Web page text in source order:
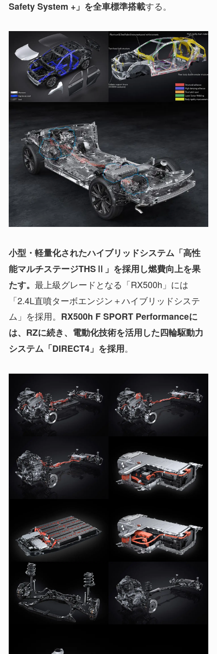
Safety System +」を全車標準搭載する。
小型・軽量化されたハイブリッドシステム「高性
能マルチステージTHSⅡ」を採用し燃費向上を果
たす。 最上級グレードとなる「RX500h」には
「2.4L直噴ターボエンジン＋ハイブリッドシステ
ム」を採用。 RX500h F SPORT Performanceに
は、RZに続き、電動化技術を活用した四輪駆動力
システム「DIRECT4」を採用。